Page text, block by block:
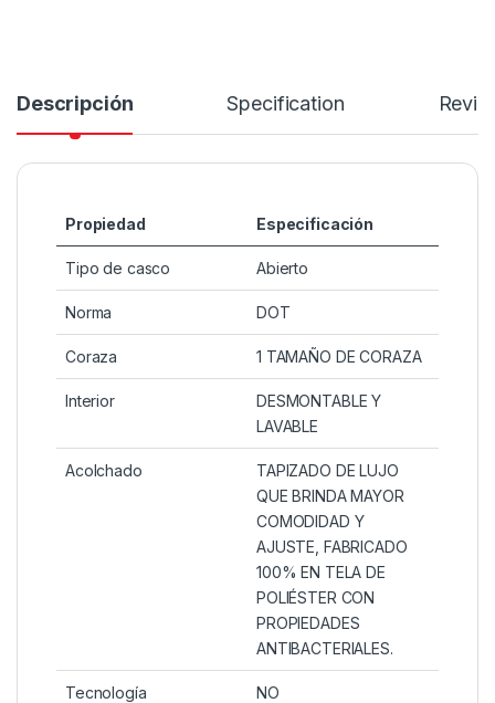
Descripción Specification
Propiedad Especificación
Tipo de casco Abierto
Norma DOT
Coraza 1 TAMAÑO DE CORAZA
Interior
DESMONTABLE Y
LAVABLE
Acolchado
TAPIZADO DE LUJO
QUE BRINDA MAYOR
COMODIDAD Y
AJUSTE, FABRICADO
100% EN TELA DE
POLIÉSTER CON
PROPIEDADES
ANTIBACTERIALES.
Tecnología NO